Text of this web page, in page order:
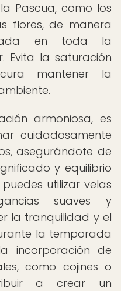
Pascua, como los
flores, de manera
en toda la
Evita la saturación
mantener la
armoniosa, es
cuidadosamente
asegurándote de
y equilibrio
utilizar velas
suaves y
la tranquilidad y el
la temporada
incorporación de
como cojines o
a crear un